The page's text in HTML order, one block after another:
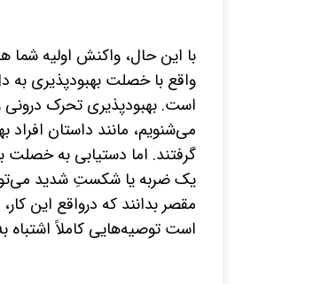
با این حال، واکنش اولیه
واقع با خصلت بهبودپذیری به
است. بهبودپذیری تحرک
گرفتند. اما دستیابی به خصلت
یک ضربه یا شکستِ شدید
مقصر بدانند که درواقع این
است توصیه‌هایی کاملاً اشتباه